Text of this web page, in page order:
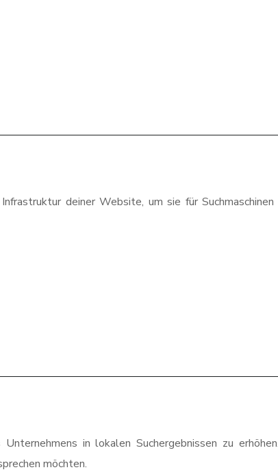
deiner Website, um sie für
in lokalen Suchergebnissen zu
möchten.